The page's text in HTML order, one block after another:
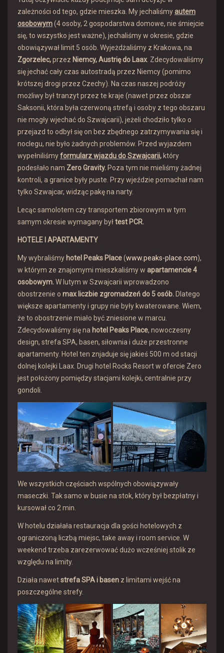
zależności od tego, gdzie mieszka. My jechaliśmyautem
osobowym(4 osoby, 2 gospodarstwa domowe, nie śmiejcie
się, to wszystko jest ważne), jechaliśmy w okresie, gdzie
obowiązywał limit 5 osób. Wyjeżdżaliśmy z Krakowa, na
Zgorzelec,przez Niemcy, Austrię do Laax. Zdecydowaliśmy
się jechać cały czas autostradą przez Niemcy (pomimo
krótszej drogi przez Czechy). Na czas naszej podróży
możliwy był tranzyt przez te kraje (nawet przez obszar
Saksonii, która była czerwoną strefą i osoby z tego obszaru
nie mogły wjechać do Szwajcarii), jeżeli chodziło tylko o
przejazd to odbył się on bez zbędnego zatrzymywania się i
noclegu, nie było żadnych problemów. Przed wyjazdem
wypełniliśmyformularz wjazdu do Szwajcarii, który
podesłało nam Zero Gravity. Poza tym nie mieliśmy żadnej
kontroli, a granice były puste. Przy wjeździe pomachał nam
tylko Szwajcar, widząc pakę na narty.
Lecąc samolotem czy transportem zbiorowym w tym
samym okresie wymagany byłtest PCR.
HOTELE I APARTAMENTY
My wybraliśmy hotel Peaks Place(www.peaks-place.com),
w którym ze znajomymi mieszkaliśmy w apartamencie 4
osobowym.W lutym w Szwajcarii wprowadzono
obostrzenie o max liczbie zgromadzeń do 5 osób. Dlatego
większe apartamenty i grupy nie były kwaterowane. Wiem,
że to obostrzenie miało być zniesione w marcu.
Zdecydowaliśmy się na hotel Peaks Place, nowoczesny
design, strefa SPA, basen, siłownia i duże przestronne
apartamenty. Hotel ten znjaduje się jakieś 500 m od stacji
dolnej kolejki Laax. Drugi hotel Rocks Resort w ofercie Zero
jest położony pomiędzy stacjami kolejki, centralnie przy
gondoli.
We wszystkich częściach wspólnych obowiązywały
maseczki. Tak samo w busie na stok, który był bezpłatny i
kursował co 2 min.
W hotelu działała restauracja dla gości hotelowych z
ograniczoną liczbą miejsc, take away i room service. W
weekend trzeba zarezerwować dużo wcześniej stolik ze
względu na limity.
Działa nawetstrefa SPA i basen z limitami wejść na
poszczególne strefy.